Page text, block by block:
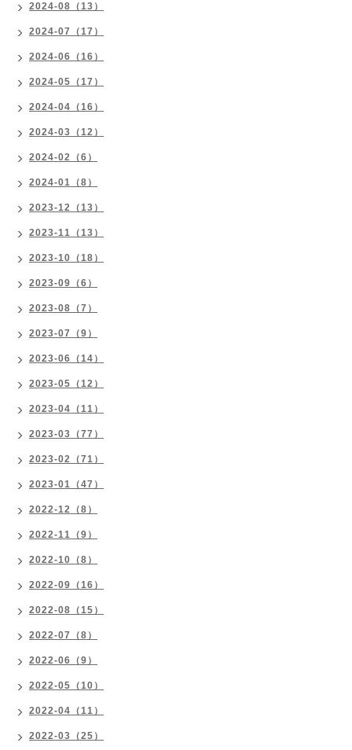
2024-08（13）
2024-07（17）
2024-06（16）
2024-05（17）
2024-04（16）
2024-03（12）
2024-02（6）
2024-01（8）
2023-12（13）
2023-11（13）
2023-10（18）
2023-09（6）
2023-08（7）
2023-07（9）
2023-06（14）
2023-05（12）
2023-04（11）
2023-03（77）
2023-02（71）
2023-01（47）
2022-12（8）
2022-11（9）
2022-10（8）
2022-09（16）
2022-08（15）
2022-07（8）
2022-06（9）
2022-05（10）
2022-04（11）
2022-03（25）